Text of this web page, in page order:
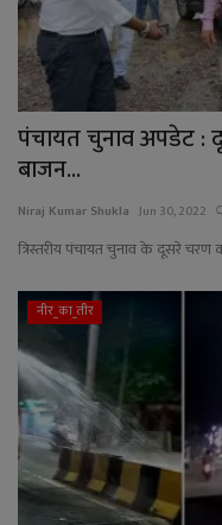
पंचायत चुनाव अपडेट :
बाजन...
Niraj Kumar Shukla Jun 30, 2022
त्रिस्तरीय पंचायत चुनाव के दूसरे चरण
नीर_का_तीर